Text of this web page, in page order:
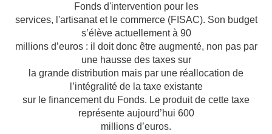
Fonds d'intervention pour les
services, l'artisanat et le commerce (FISAC). Son budget
s’élève actuellement à 90
millions d’euros : il doit donc être augmenté, non pas par
une hausse des taxes sur
la grande distribution mais par une réallocation de
l’intégralité de la taxe existante
sur le financement du Fonds. Le produit de cette taxe
représente aujourd’hui 600
millions d’euros.